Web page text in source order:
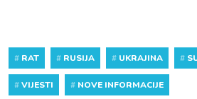
# RAT # RUSIJA # UKRAJINA #
#VIJESTI # NOVE INFORMACIJE